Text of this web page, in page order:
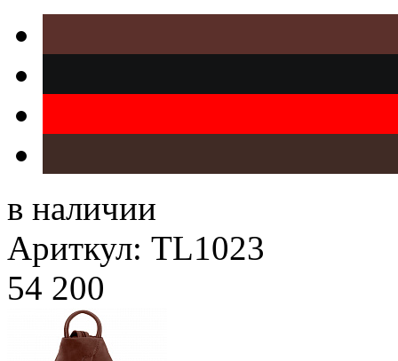
в наличии
Ариткул: TL1023
54 200